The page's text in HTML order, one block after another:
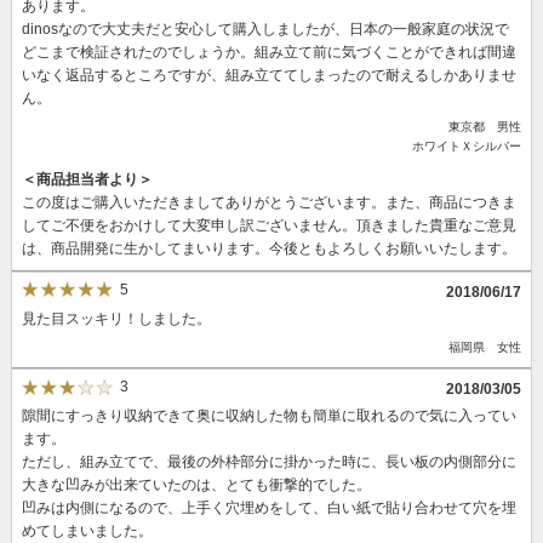
あります。
dinosなので大丈夫だと安心して購入しましたが、日本の一般家庭の状況で
どこまで検証されたのでしょうか。組み立て前に気づくことができれば間違
いなく返品するところですが、組み立ててしまったので耐えるしかありませ
ん。
東京都 男性
ホワイトＸシルバー
＜商品担当者より＞
この度はご購入いただきましてありがとうございます。また、商品につきま
してご不便をおかけして大変申し訳ございません。頂きました貴重なご意見
は、商品開発に生かしてまいります。今後ともよろしくお願いいたします。
5
2018/06/17
見た目スッキリ！しました。
福岡県 女性
3
2018/03/05
隙間にすっきり収納できて奥に収納した物も簡単に取れるので気に入ってい
ます。
ただし、組み立てで、最後の外枠部分に掛かった時に、長い板の内側部分に
大きな凹みが出来ていたのは、とても衝撃的でした。
凹みは内側になるので、上手く穴埋めをして、白い紙で貼り合わせて穴を埋
めてしまいました。